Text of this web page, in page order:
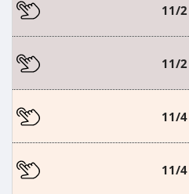
11/2
11/2
11/4
11/4